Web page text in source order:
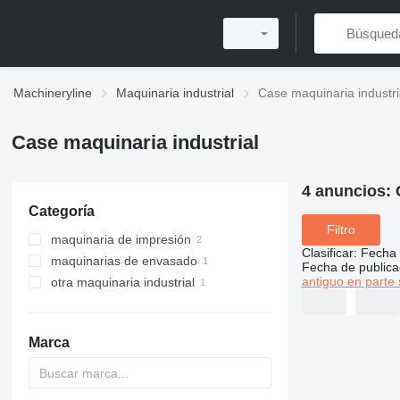
Machineryline Maquinaria industrial Case maquinaria
Case maquinaria industrial
Categoría
maquinaria de impresión
máquinas de postimpresión
encuadernadoras
maquinarias de envasado
selladoras de cartón
otra maquinaria industrial
Marca
4 anuncios:
Filtro
Clasificar: Fecha
Fecha de
antiguo en parte